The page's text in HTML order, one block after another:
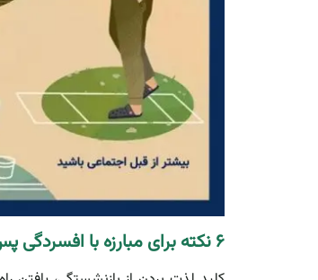
۶ نکته برای مبارزه با افسردگی پس از بازنشستگی